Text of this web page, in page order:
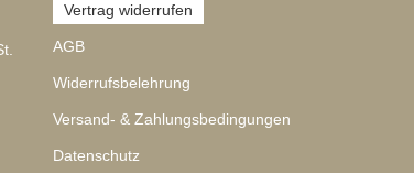
Vertrag widerrufen
AGB
Widerrufsbelehrung
Versand- & Zahlungsbedingungen
Datenschutz